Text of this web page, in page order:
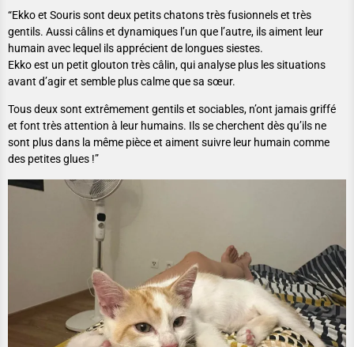
“Ekko et Souris sont deux petits chatons très fusionnels et très
gentils. Aussi câlins et dynamiques l’un que l’autre, ils aiment leur
humain avec lequel ils apprécient de longues siestes.
Ekko est un petit glouton très câlin, qui analyse plus les situations
avant d’agir et semble plus calme que sa sœur.
Tous deux sont extrêmement gentils et sociables, n’ont jamais griffé
et font très attention à leur humains. Ils se cherchent dès qu’ils ne
sont plus dans la même pièce et aiment suivre leur humain comme
des petites glues !”